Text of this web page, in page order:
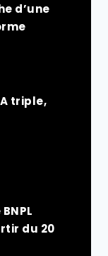
d’une
triple,
du 20